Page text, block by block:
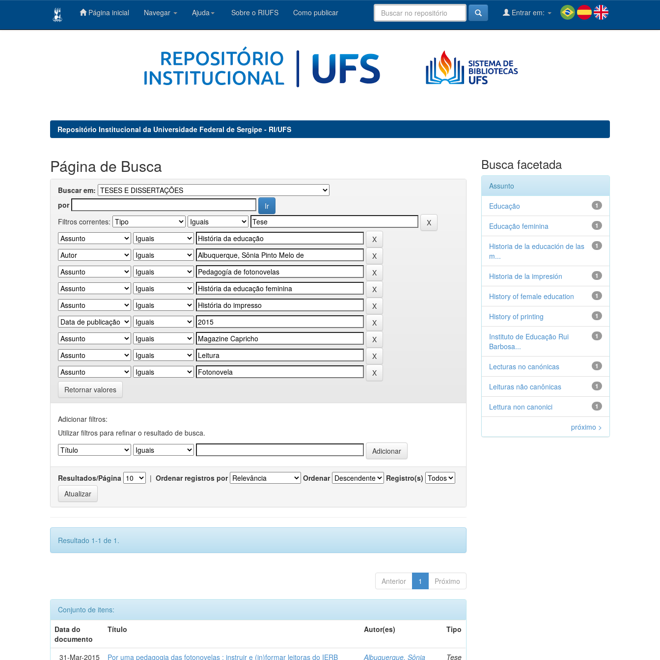
Página inicial Navegar Ajuda Sobre o RIUFS Como publicar Entrar em:
Repositório Institucional da Universidade Federal de Sergipe - RI/UFS
Página de Busca
Buscar em:
por
Filtros correntes:
Retornar valores
Adicionar filtros:
Utilizar filtros para refinar o resultado de busca.
Resultados/Página | Ordenar registros por Ordenar Registro(s)
Resultado 1-1 de 1.
Anterior 1 Próximo
Conjunto de itens:
Data do
documento
Título Autor(es) Tipo
31-Mar-2015 Por uma pedagogia das fotonovelas : instruir e (in)formar leitoras do IERB Albuquerque, Sônia Tese
Busca facetada
Assunto
1
Educação
1
Educação feminina
1
Historia de la educación de las
m...
1
Historia de la impresión
1
History of female education
1
History of printing
1
Instituto de Educação Rui
Barbosa...
1
Lecturas no canónicas
1
Leituras não canônicas
1
Lettura non canonici
próximo >